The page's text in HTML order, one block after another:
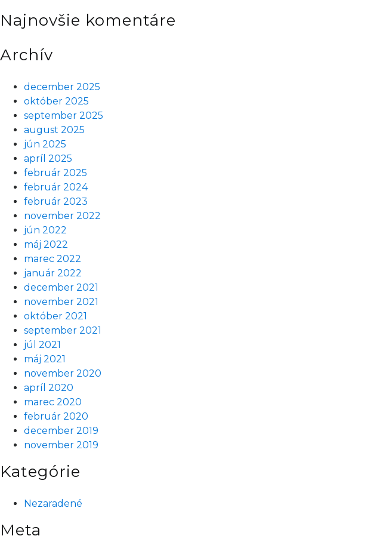
SWIM
Najnovšie komentáre
Archív
december 2025
október 2025
september 2025
august 2025
jún 2025
apríl 2025
február 2025
február 2024
február 2023
november 2022
jún 2022
máj 2022
marec 2022
január 2022
december 2021
november 2021
október 2021
september 2021
júl 2021
máj 2021
november 2020
apríl 2020
marec 2020
február 2020
december 2019
november 2019
Kategórie
Nezaradené
Meta